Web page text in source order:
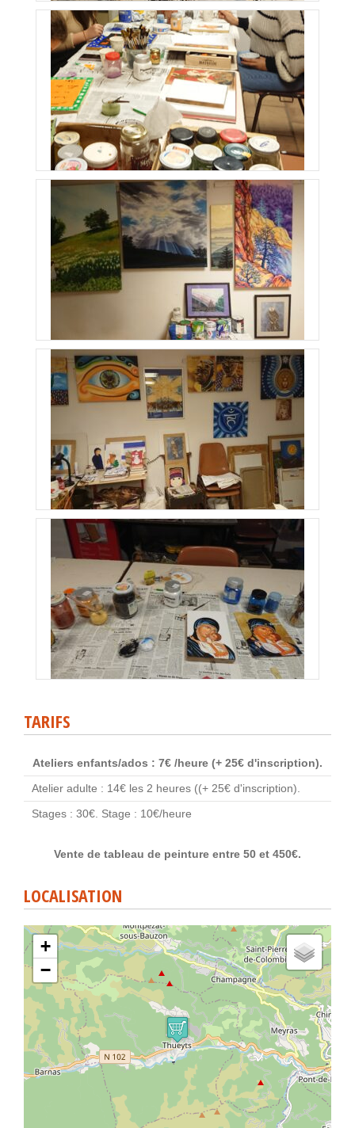
TARIFS
Ateliers enfants/ados : 7€ /heure (+ 25€ d'inscription).
Atelier adulte : 14€ les 2 heures ((+ 25€ d'inscription).
Stages : 30€. Stage : 10€/heure
Vente de tableau de peinture entre 50 et 450€.
LOCALISATION
+
−